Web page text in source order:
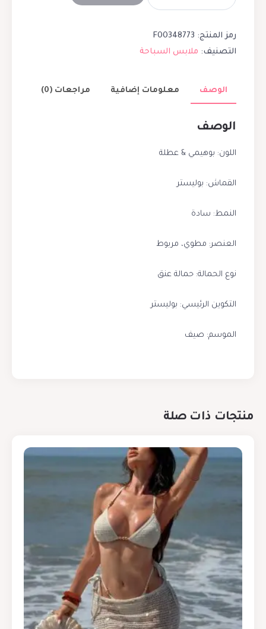
رمز المنتج: F00348773
التصنيف: ملابس السباحة
الوصف معلومات إضافية مراجعات (0)
الوصف
اللون: بوهيمي & عطلة
القماش: بوليستر
النمط: سادة
العنصر: مطوي، مربوط
نوع الحمالة: حمالة عنق
التكوين الرئيسي: بوليستر
الموسم: صيف
منتجات ذات صلة